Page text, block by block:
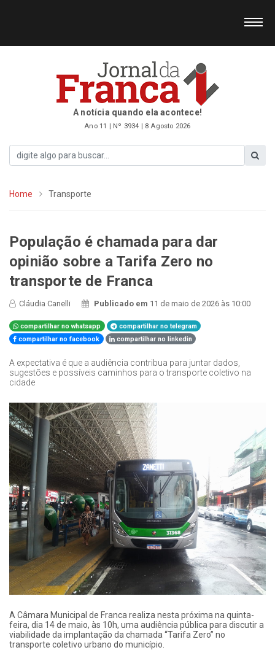
A notícia quando ela acontece!
Ano 11 | Nº 3934 | 8 Agosto 2026
Home Transporte
População é chamada para dar
opinião sobre a Tarifa Zero no
transporte de Franca
Cláudia Canelli Publicado em 11 de maio de 2026 às 10:00
compartilhar no whatsapp
compartilhar no telegram
compartilhar no facebook
compartilhar no linkedin
A expectativa é que a audiência contribua para juntar dados,
sugestões e possíveis caminhos para o transporte coletivo na
cidade
A Câmara Municipal de Franca realiza nesta próxima na quinta-
feira, dia 14 de maio, às 10h, uma audiência pública para discutir a
viabilidade da implantação da chamada “Tarifa Zero” no
transporte coletivo urbano do município.